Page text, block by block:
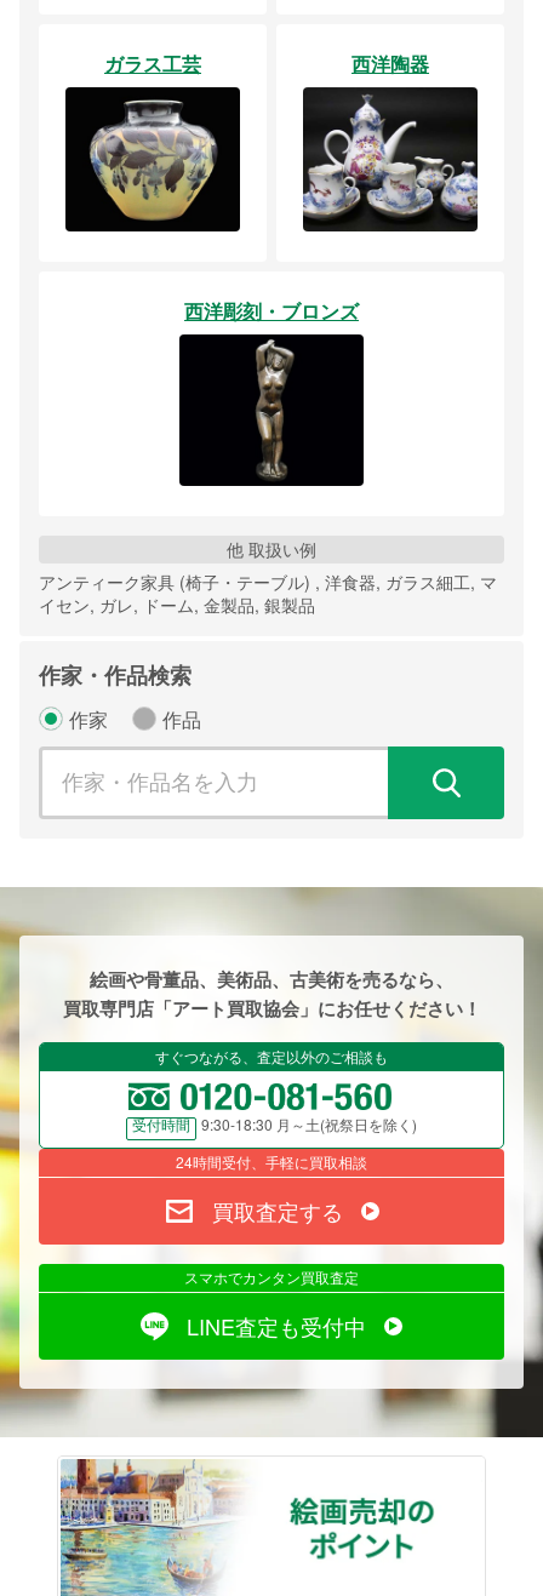
ガラス工芸 西洋陶器
西洋彫刻・ブロンズ
他 取扱い例
アンティーク家具 (椅子・テーブル) , 洋食器, ガラス細工, マ
イセン, ガレ, ドーム, 金製品, 銀製品
作家・作品検索
作家 作品
絵画や骨董品、美術品、古美術を売るなら、
買取専門店「アート買取協会」にお任せください！
すぐつながる、査定以外のご相談も
受付時間
9:30-18:30 月～土(祝祭日を除く)
24時間受付、手軽に買取相談
買取査定する
スマホでカンタン買取査定
LINE査定も受付中